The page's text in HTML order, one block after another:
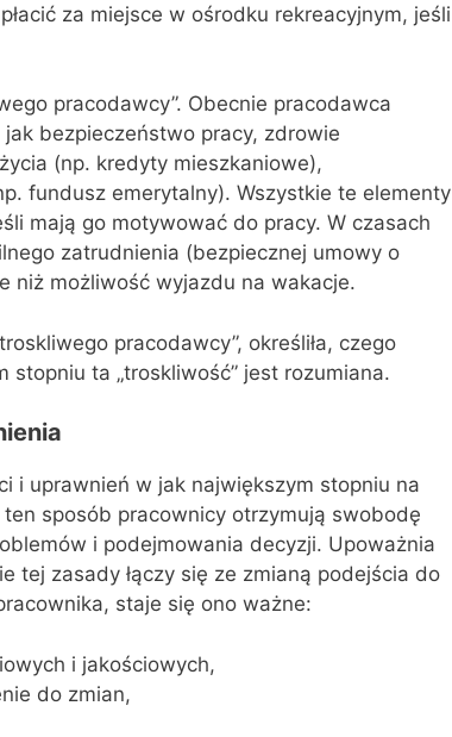
za miejsce w ośrodku rekreacyjnym, jeśli
pracodawcy”. Obecnie pracodawca
bezpieczeństwo pracy, zdrowie
(np. kredyty mieszkaniowe),
fundusz emerytalny). Wszystkie te elementy
mają go motywować do pracy. W czasach
zatrudnienia (bezpiecznej umowy o
niż możliwość wyjazdu na wakacje.
pracodawcy”, określiła, czego
ta „troskliwość” jest rozumiana.
i uprawnień w jak największym stopniu na
sposób pracownicy otrzymują swobodę
i podejmowania decyzji. Upoważnia
tej zasady łączy się ze zmianą podejścia do
staje się ono ważne:
i jakościowych,
do zmian,